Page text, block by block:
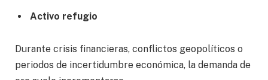
Activo refugio
Durante crisis financieras, conflictos geopolíticos o
periodos de incertidumbre económica, la demanda de